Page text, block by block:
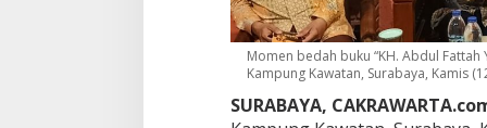
d
a
r
i
K
a
Momen bedah buku “KH. Abdul
Kampung Kawatan, Surabaya, Kamis
SURABAYA,